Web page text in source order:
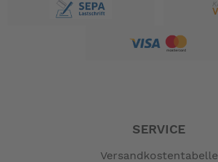
SERVICE
Versandkostentabelle